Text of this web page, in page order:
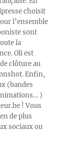
choisit
l’ensemble
sont
la
Oli est
clôture au
Enfin,
(bandes
)
! Vous
de plus
sociaux ou